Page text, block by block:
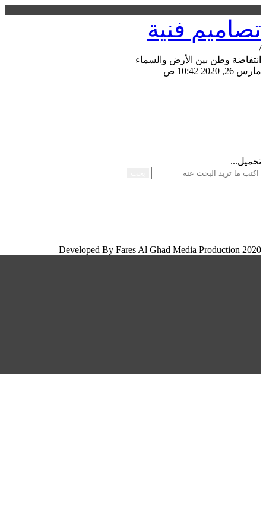
تصاميم فنية
/
انتفاضة وطن بين الأرض والسماء
مارس 26, 2020 10:42 ص
تحميل...
Developed By Fares Al Ghad Media Production 2020